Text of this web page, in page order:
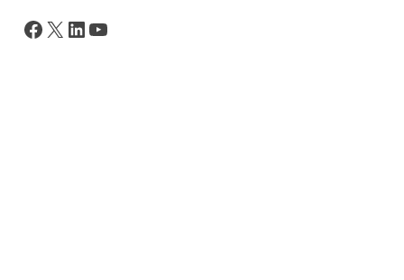
Facebook
X LinkedIn
YouTube